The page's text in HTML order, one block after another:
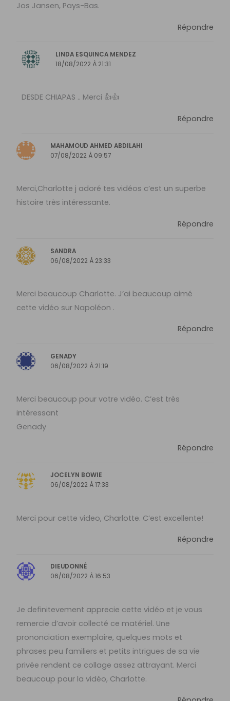
Jos Jansen, Pays-Bas.
Répondre
LINDA ESQUINCA MENDEZ
18/08/2022 À 21:31
DESDE CHIAPAS .. Merci 👍👍
Répondre
MAHAMOUD AHMED ABDILAHI
07/08/2022 À 09:57
Merci,Charlotte j adoré tes vidéos c’est un superbe
histoire très intéressante.
Répondre
SANDRA
06/08/2022 À 23:33
Merci beaucoup Charlotte. J’ai beaucoup aimé
cette vidéo sur Napoléon .
Répondre
GENADY
06/08/2022 À 21:19
Merci beaucoup pour votre vidéo. C’est très
intéressant
Genady
Répondre
JOCELYN BOWIE
06/08/2022 À 17:33
Merci pour cette video, Charlotte. C’est excellente!
Répondre
DIEUDONNÉ
06/08/2022 À 16:53
Je definitevement apprecie cette vidéo et je vous
remercie d’avoir collecté ce matériel. Une
prononciation exemplaire, quelques mots et
phrases peu familiers et petits intrigues de sa vie
privée rendent ce collage assez attrayant. Merci
beaucoup pour la vidéo, Charlotte.